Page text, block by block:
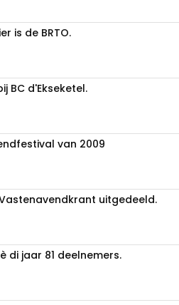
is de BRTO.
BC d'Ekseketel.
van 2009
Vastenavendkrant uitgedeeld.
di jaar 81 deelnemers.